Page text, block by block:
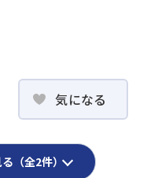
気になる
（全2件）